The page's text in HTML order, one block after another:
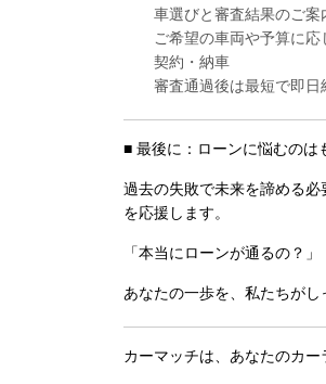
車選びと審査結果のご案
ご希望の車両や予算に応
契約・納車
審査通過後は最短で即日
■ 最後に：ローンに悩むのは
過去の失敗で未来を諦める必
を応援します。
「本当にローンが通るの？
あなたの一歩を、私たちがし
カーマッチは、あなたのカ